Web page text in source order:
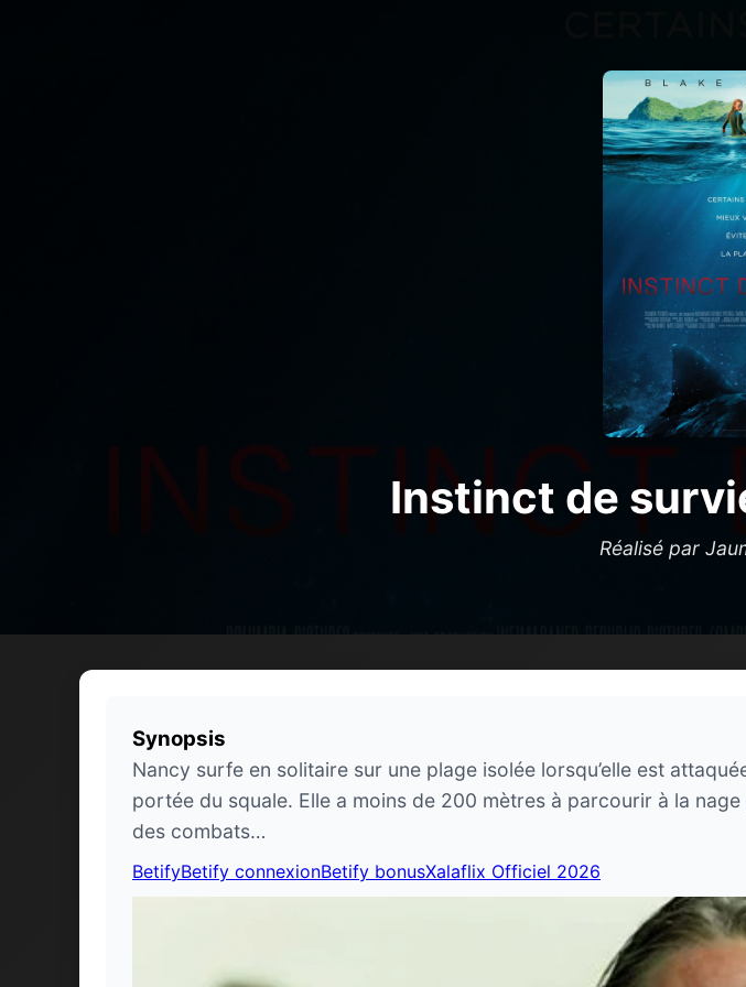
Instinct de
Réalisé par
Synopsis
Nancy surfe en solitaire sur une plage isolée lorsqu’elle est
portée du squale. Elle a moins de 200 mètres à parcourir à la
des combats…
BetifyBetify connexionBetify bonusXalaflix Officiel 2026